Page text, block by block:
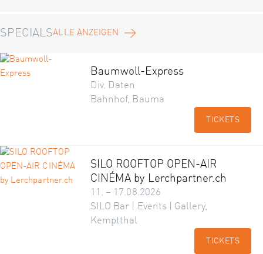
SPECIALSALLE ANZEIGEN
Baumwoll-Express
Div. Daten
Bahnhof, Bauma
TICKETS
SILO ROOFTOP OPEN-AIR
CINÉMA by Lerchpartner.ch
11. – 17.08.2026
SILO Bar | Events | Gallery,
Kemptthal
TICKETS